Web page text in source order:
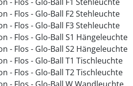
- Flos - Glo-Ball F2 Stehleuchte
- Flos - Glo-Ball F3 Stehleuchte
- Flos - Glo-Ball S1 Hängeleuchte
- Flos - Glo-Ball S2 Hängeleuchte
- Flos - Glo-Ball T1 Tischleuchte
- Flos - Glo-Ball T2 Tischleuchte